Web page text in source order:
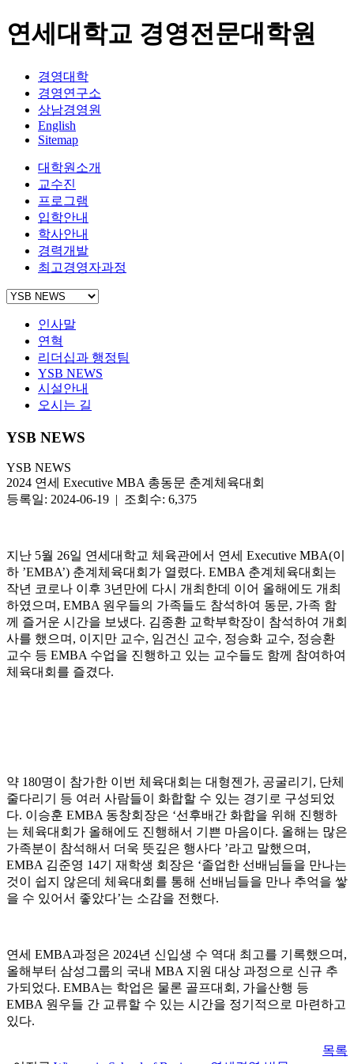
연세대학교 경영전문대학원
경영대학
경영연구소
상남경영원
English
Sitemap
대학원소개
교수진
프로그램
입학안내
학사안내
경력개발
최고경영자과정
인사말
연혁
리더십과 행정팀
YSB NEWS
시설안내
오시는 길
YSB NEWS
YSB NEWS
2024 연세 Executive MBA 총동문 춘계체육대회
등록일: 2024-06-19 | 조회수: 6,375
지난 5월 26일 연세대학교 체육관에서 연세 Executive MBA(이
하 ’EMBA’) 춘계체육대회가 열렸다. EMBA 춘계체육대회는
작년 코로나 이후 3년만에 다시 개최한데 이어 올해에도 개최
하였으며, EMBA 원우들의 가족들도 참석하여 동문, 가족 함
께 즐거운 시간을 보냈다. 김종환 교학부학장이 참석하여 개회
사를 했으며, 이지만 교수, 임건신 교수, 정승화 교수, 정승환
교수 등 EMBA 수업을 진행하고 있는 교수들도 함께 참여하여
체육대회를 즐겼다.
약 180명이 참가한 이번 체육대회는 대형젠가, 공굴리기, 단체
줄다리기 등 여러 사람들이 화합할 수 있는 경기로 구성되었
다. 이승훈 EMBA 동창회장은 ‘선후배간 화합을 위해 진행하
는 체육대회가 올해에도 진행해서 기쁜 마음이다. 올해는 많은
가족분이 참석해서 더욱 뜻깊은 행사다 ’라고 말했으며,
EMBA 김준영 14기 재학생 회장은 ‘졸업한 선배님들을 만나는
것이 쉽지 않은데 체육대회를 통해 선배님들을 만나 추억을 쌓
을 수 있어서 좋았다’는 소감을 전했다.
연세 EMBA과정은 2024년 신입생 수 역대 최고를 기록했으며,
올해부터 삼성그룹의 국내 MBA 지원 대상 과정으로 신규 추
가되었다. EMBA는 학업은 물론 골프대회, 가을산행 등
EMBA 원우들 간 교류할 수 있는 시간을 정기적으로 마련하고
있다.
목록